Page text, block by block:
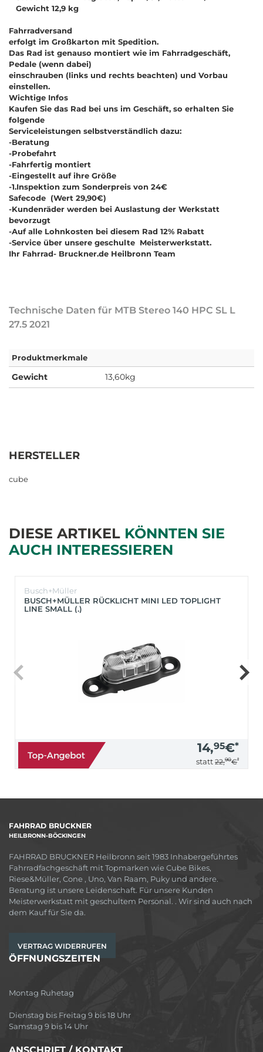
Gewicht 12,9 kg
Fahrradversand
erfolgt im Großkarton mit Spedition.
Das Rad ist genauso montiert wie im Fahrradgeschäft,
Pedale (wenn dabei)
einschrauben (links und rechts beachten) und Vorbau
einstellen.
Wichtige Infos
Kaufen Sie das Rad bei uns im Geschäft, so erhalten Sie
folgende
Serviceleistungen selbstverständlich dazu:
-Beratung
-Probefahrt
-Fahrfertig montiert
-Eingestellt auf ihre Größe
-1.Inspektion zum Sonderpreis von 24€
Safecode (Wert 29,90€)
-Kundenräder werden bei Auslastung der Werkstatt
bevorzugt
-Auf alle Lohnkosten bei diesem Rad 12% Rabatt
-Service über unsere geschulte Meisterwerkstatt.
Ihr Fahrrad- Bruckner.de Heilbronn Team
Technische Daten für MTB Stereo 140 HPC SL L
27.5 2021
Produktmerkmale
Gewicht 13,60kg
HERSTELLER
cube
DIESE ARTIKEL KÖNNTEN SIE
AUCH INTERESSIEREN
Busch+Müller
BUSCH+MÜLLER RÜCKLICHT MINI LED TOPLIGHT
LINE SMALL (.)
14,95€*
statt 22,90€*
FAHRRAD BRUCKNER
HEILBRONN-BÖCKINGEN
FAHRRAD BRUCKNER Heilbronn seit 1983 Inhabergeführtes
Fahrradfachgeschäft mit Topmarken wie Cube Bikes,
Riese&Müller, Cone , Uno, Van Raam, Puky und andere.
Beratung ist unsere Leidenschaft. Für unsere Kunden
Meisterwerkstatt mit geschultem Personal. . Wir sind auch nach
dem Kauf für Sie da.
VERTRAG WIDERRUFEN
ÖFFNUNGSZEITEN
Montag Ruhetag
Dienstag bis Freitag 9 bis 18 Uhr
Samstag 9 bis 14 Uhr
ANSCHRIFT / KONTAKT